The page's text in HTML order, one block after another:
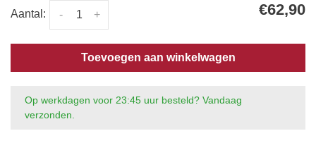
Aantal: +
- €62,90
Toevoegen aan winkelwagen
Op werkdagen voor 23:45 uur besteld? Vandaag
verzonden.